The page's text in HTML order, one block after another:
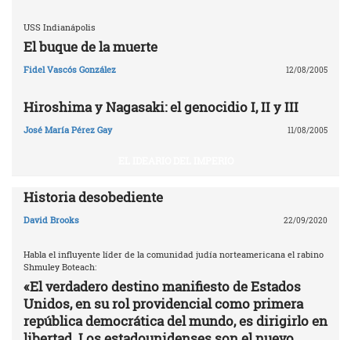
USS Indianápolis
El buque de la muerte
Fidel Vascós González 12/08/2005
Hiroshima y Nagasaki: el genocidio I, II y III
José María Pérez Gay 11/08/2005
Historia desobediente
David Brooks 22/09/2020
Habla el influyente líder de la comunidad judía norteamericana el rabino
Shmuley Boteach:
«El verdadero destino manifiesto de Estados
Unidos, en su rol providencial como primera
república democrática del mundo, es dirigirlo en